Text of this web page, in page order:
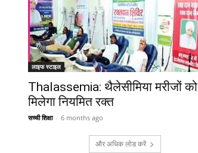
लाइफ स्टाइल
Thalassemia: थैलेसीमिया मरीजों को
मिलेगा नियमित रक्त
सच्ची शिक्षा - 6 months ago
और अधिक लोड करें